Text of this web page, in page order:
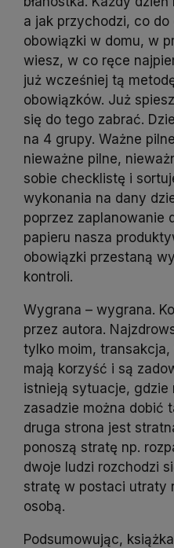
a jak przychodzi, co
obowiązki w domu, w
wiesz, w co ręce
już wcześniej tą
obowiązków. Już
się do tego zabrać.
na 4 grupy. Ważne
nieważne pilne,
sobie checklistę i
wykonania na dany
poprzez zaplanowanie
papieru nasza
obowiązki przestaną
kontroli.
Wygrana – wygrana.
przez autora.
tylko moim,
mają korzyść i są
istnieją sytuacje, gdzie
zasadzie można dobić
druga strona jest
ponoszą stratę np.
dwoje ludzi rozchodzi
stratę w postaci utraty
osobą.
Podsumowując,